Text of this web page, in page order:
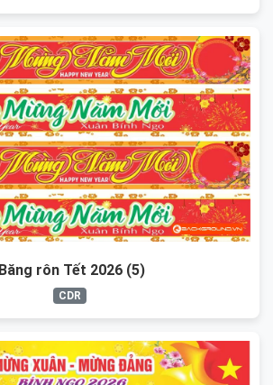
Băng rôn Tết 2026 (5)
CDR